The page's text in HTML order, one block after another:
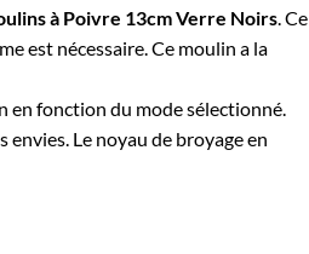
à Poivre 13cm Verre Noirs. Ce
est nécessaire. Ce moulin a la
en fonction du mode sélectionné.
Le noyau de broyage en